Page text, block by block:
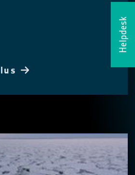
Helpdesk